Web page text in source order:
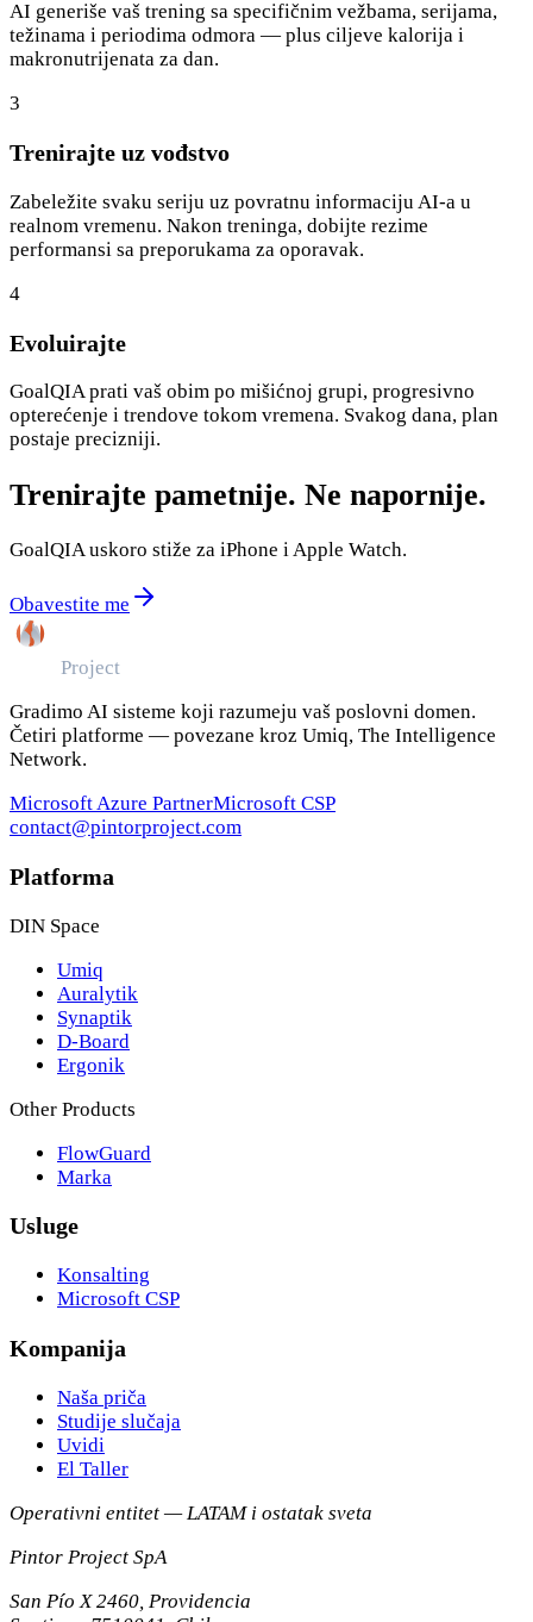
AI generiše vaš trening sa specifičnim vežbama, serijama,
težinama i periodima odmora — plus ciljeve kalorija i
makronutrijenata za dan.
3
Trenirajte uz vođstvo
Zabeležite svaku seriju uz povratnu informaciju AI-a u
realnom vremenu. Nakon treninga, dobijte rezime
performansi sa preporukama za oporavak.
4
Evoluirajte
GoalQIA prati vaš obim po mišićnoj grupi, progresivno
opterećenje i trendove tokom vremena. Svakog dana, plan
postaje precizniji.
Trenirajte pametnije. Ne napornije.
GoalQIA uskoro stiže za iPhone i Apple Watch.
Obavestite me
Project
Gradimo AI sisteme koji razumeju vaš poslovni domen.
Četiri platforme — povezane kroz Umiq, The Intelligence
Network.
Microsoft Azure PartnerMicrosoft CSP
contact@pintorproject.com
Platforma
DIN Space
Umiq
Auralytik
Synaptik
D-Board
Ergonik
Other Products
FlowGuard
Marka
Usluge
Konsalting
Microsoft CSP
Kompanija
Naša priča
Studije slučaja
Uvidi
El Taller
Operativni entitet — LATAM i ostatak sveta
Pintor Project SpA
San Pío X 2460, Providencia